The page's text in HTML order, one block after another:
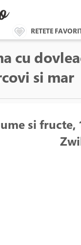
RETETE
cu
si mar
si fructe,